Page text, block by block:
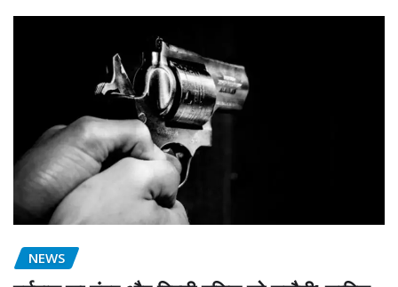
NEWS